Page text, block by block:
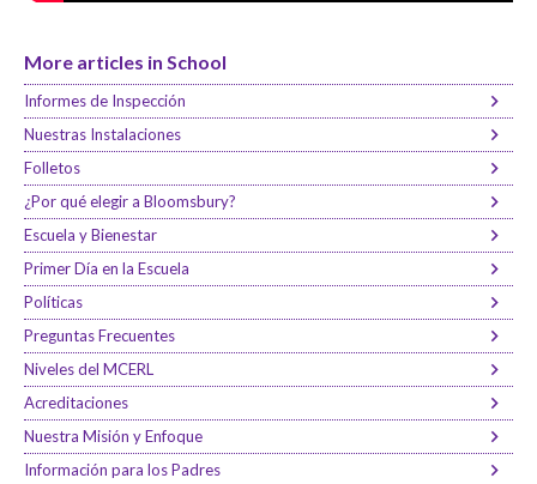
More articles in School
Informes de Inspección
Nuestras Instalaciones
Folletos
¿Por qué elegir a Bloomsbury?
Escuela y Bienestar
Primer Día en la Escuela
Políticas
Preguntas Frecuentes
Niveles del MCERL
Acreditaciones
Nuestra Misión y Enfoque
Información para los Padres